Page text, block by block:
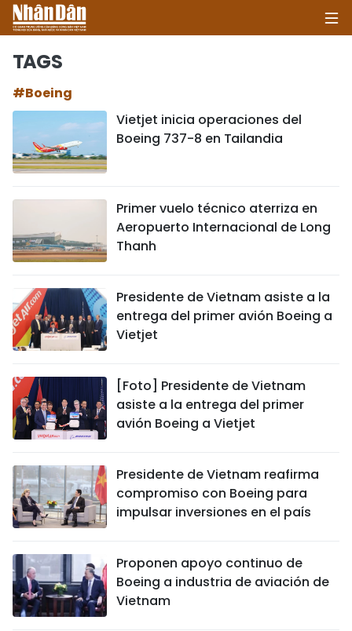
POLÍTICA
SOCIEDAD
CULTURA - ENTRETENIMIENTO
INTERNACIONAL
VIAJES
HISTORIAS MULTIMEDIA
FOTOGRAFÍA
¿QUIÉNES SOMOS?
TIẾNG VIỆT
TAGS
#Boeing
Vietjet inicia operaciones del
Boeing 737-8 en Tailandia
Primer vuelo técnico aterriza en
Aeropuerto Internacional de Long
Thanh
Presidente de Vietnam asiste a la
entrega del primer avión Boeing a
Vietjet
[Foto] Presidente de Vietnam
asiste a la entrega del primer
avión Boeing a Vietjet
Presidente de Vietnam reafirma
compromiso con Boeing para
impulsar inversiones en el país
Proponen apoyo continuo de
Boeing a industria de aviación de
Vietnam